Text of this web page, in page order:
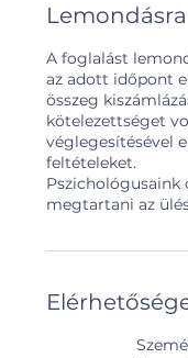
A foglalást
az adott időpont
összeg
kötelezettséget
véglegesítésével
feltételeket.
Pszichológusaink
megtartani az